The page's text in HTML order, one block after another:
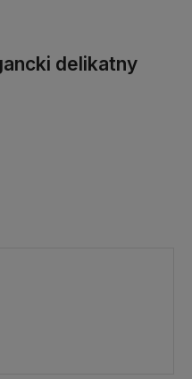
z naszej aktualnej
przywrócić dodane
delikatny